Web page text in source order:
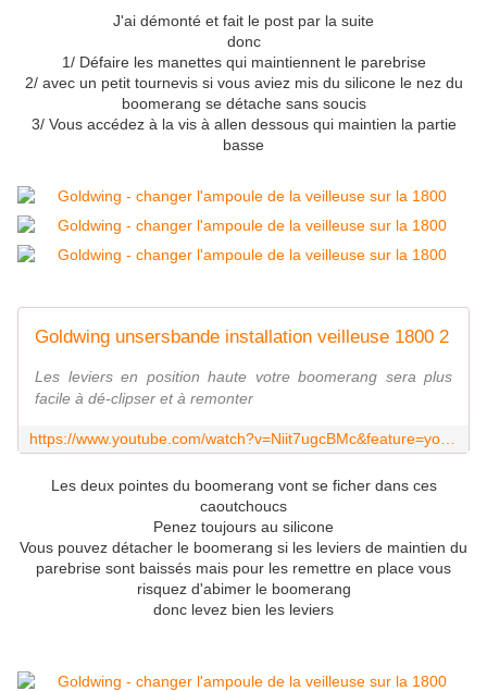
J'ai démonté et fait le post par la suite
donc
1/ Défaire les manettes qui maintiennent le parebrise
2/ avec un petit tournevis si vous aviez mis du silicone le nez du
boomerang se détache sans soucis
3/ Vous accédez à la vis à allen dessous qui maintien la partie
basse
Goldwing unsersbande installation veilleuse 1800 2
Les leviers en position haute votre boomerang sera plus
facile à dé-clipser et à remonter
Les deux pointes du boomerang vont se ficher dans ces
caoutchoucs
Penez toujours au silicone
Vous pouvez détacher le boomerang si les leviers de maintien du
parebrise sont baissés mais pour les remettre en place vous
risquez d'abimer le boomerang
donc levez bien les leviers